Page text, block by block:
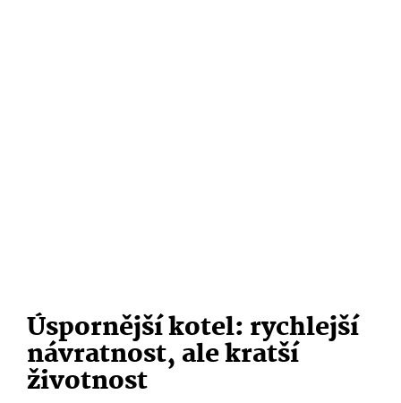
Úspornější kotel: rychlejší
návratnost, ale kratší
životnost